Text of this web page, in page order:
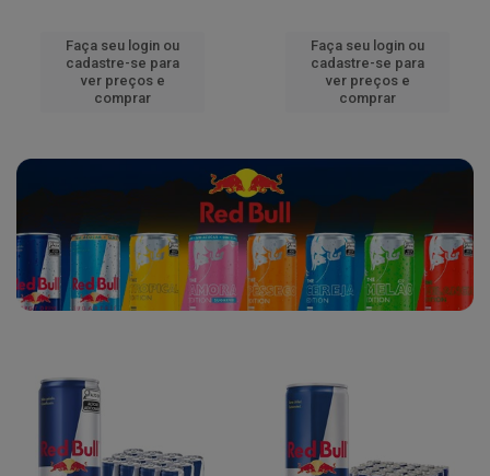
Faça seu login ou
cadastre-se para
ver preços e
comprar
Faça seu login ou
cadastre-se para
ver preços e
comprar